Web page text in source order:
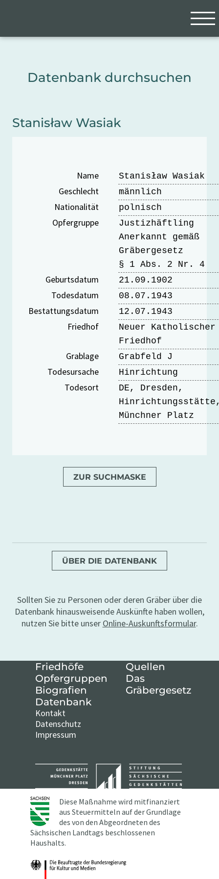
Datenbank durchsuchen
Stanisław Wasiak
Name Stanisław Wasiak
Geschlecht männlich
Nationalität polnisch
Opfergruppe
Justizhäftling
Anerkannt gemäß
Gräbergesetz
§ 1 Abs. 2 Nr. 4
Geburtsdatum 21.09.1902
Todesdatum 08.07.1943
Bestattungsdatum 12.07.1943
Friedhof
Neuer Katholischer
Friedhof
Grablage Grabfeld J
Todesursache Hinrichtung
Todesort
DE, Dresden,
Münchner Platz
ZUR SUCHMASKE
ÜBER DIE DATENBANK
Sollten Sie zu Personen oder deren Gräber über die
Datenbank hinausweisende Auskünfte haben wollen,
nutzen Sie bitte unser Online-Auskunftsformular.
Friedhöfe
Opfergruppen
Biografien
Datenbank
Quellen
Das
Gräbergesetz
Kontakt
Datenschutz
Impressum
Diese Maßnahme wird mitfinanziert
aus Steuermitteln auf der Grundlage
des von den Abgeordneten des
Sächsischen Landtags beschlossenen
Haushalts.